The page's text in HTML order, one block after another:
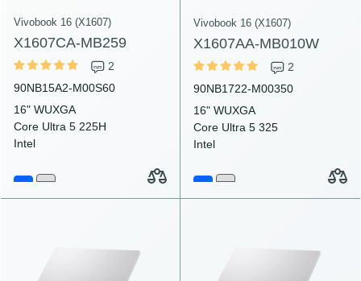
Vivobook 16 (X1607)
X1607CA-MB259
2
90NB15A2-M00S60
16" WUXGA
Core Ultra 5 225H
Intel
Vivobook 16 (X1607)
X1607AA-MB010W
2
90NB1722-M00350
16" WUXGA
Core Ultra 5 325
Intel